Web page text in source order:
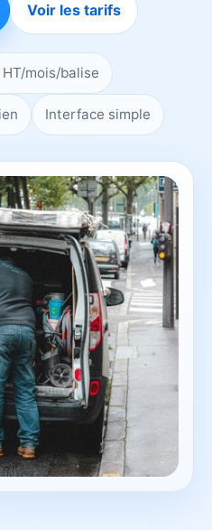
Voir les tarifs
HT/mois/balise
Interface simple